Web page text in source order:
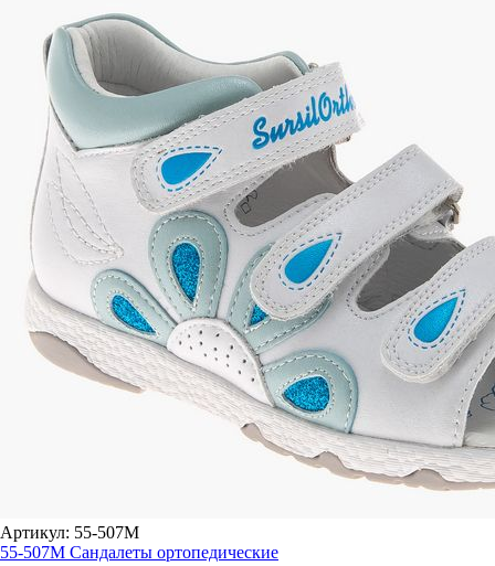
Артикул: 55-507M
55-507M Сандалеты ортопедические